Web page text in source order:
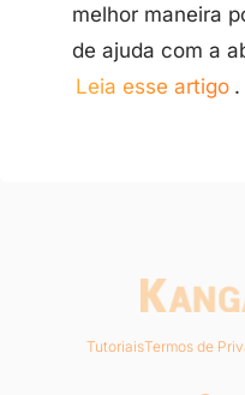
melhor maneira
de ajuda com a
Leia esse artigo .
TutoriaisTermos de